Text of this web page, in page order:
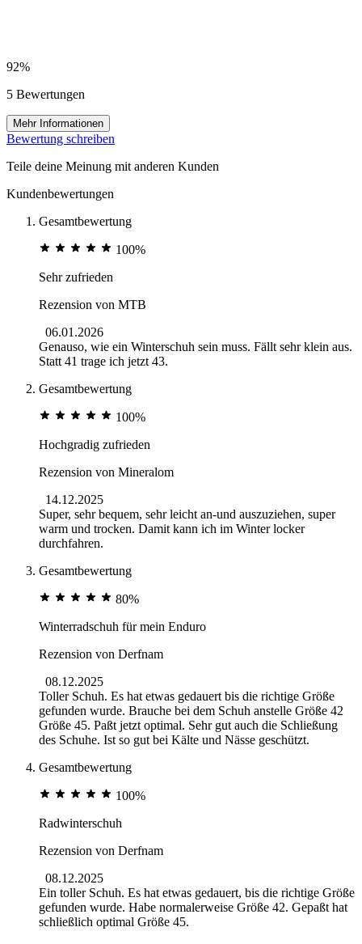
92%
5 Bewertungen
Mehr Informationen
Bewertung schreiben
Teile deine Meinung mit anderen Kunden
Kundenbewertungen
Gesamtbewertung
100%
Sehr zufrieden
Rezension von MTB
06.01.2026
Genauso, wie ein Winterschuh sein muss. Fällt sehr klein aus.
Statt 41 trage ich jetzt 43.
Gesamtbewertung
100%
Hochgradig zufrieden
Rezension von Mineralom
14.12.2025
Super, sehr bequem, sehr leicht an-und auszuziehen, super
warm und trocken. Damit kann ich im Winter locker
durchfahren.
Gesamtbewertung
80%
Winterradschuh für mein Enduro
Rezension von Derfnam
08.12.2025
Toller Schuh. Es hat etwas gedauert bis die richtige Größe
gefunden wurde. Brauche bei dem Schuh anstelle Größe 42
Größe 45. Paßt jetzt optimal. Sehr gut auch die Schließung
des Schuhe. Ist so gut bei Kälte und Nässe geschützt.
Gesamtbewertung
100%
Radwinterschuh
Rezension von Derfnam
08.12.2025
Ein toller Schuh. Es hat etwas gedauert, bis die richtige Größe
gefunden wurde. Habe normalerweise Größe 42. Gepaßt hat
schließlich optimal Größe 45.